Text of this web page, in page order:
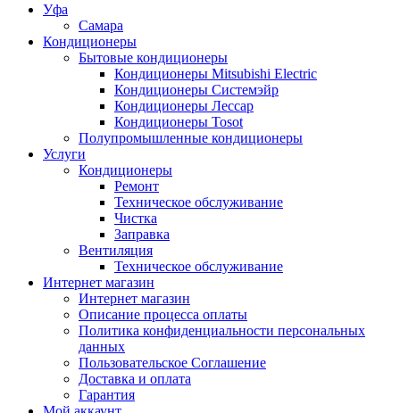
Уфа
Самара
Кондиционеры
Бытовые кондиционеры
Кондиционеры Mitsubishi Electric
Кондиционеры Системэйр
Кондиционеры Лессар
Кондиционеры Tosot
Полупромышленные кондиционеры
Услуги
Кондиционеры
Ремонт
Техническое обслуживание
Чистка
Заправка
Вентиляция
Техническое обслуживание
Интернет магазин
Интернет магазин
Описание процесса оплаты
Политика конфиденциальности персональных
данных
Пользовательское Соглашение
Доставка и оплата
Гарантия